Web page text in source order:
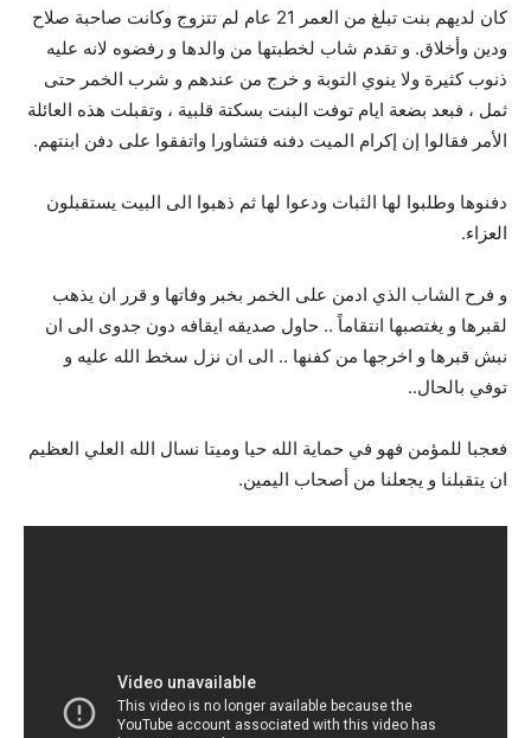
كان لديهم بنت تبلغ من العمر 21 عام لم تتزوج وكانت صاحبة صلاح
ودين وأخلاق. و تقدم شاب لخطبتها من والدها و رفضوه لانه عليه
ذنوب كثيرة ولا ينوي التوبة و خرج من عندهم و شرب الخمر حتى
ثمل ، فبعد بضعة ايام توفت البنت بسكتة قلبية ، وتقبلت هذه العائلة
الأمر فقالوا إن إكرام الميت دفنه فتشاورا واتفقوا على دفن ابنتهم.
دفنوها وطلبوا لها الثبات ودعوا لها ثم ذهبوا الى البيت يستقبلون
العزاء.
و فرح الشاب الذي ادمن على الخمر بخبر وفاتها و قرر ان يذهب
لقبرها و يغتصبها انتقاماً .. حاول صديقه ايقافه دون جدوى الى ان
نبش قبرها و اخرجها من كفنها .. الى ان نزل سخط الله عليه و
توفي بالحال..
فعجبا للمؤمن فهو في حماية الله حيا وميتا نسال الله العلي العظيم
ان يتقبلنا و يجعلنا من أصحاب اليمين.